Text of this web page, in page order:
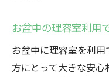
お盆中の理容室利用
お盆中に理容室を利
方にとって大きな安